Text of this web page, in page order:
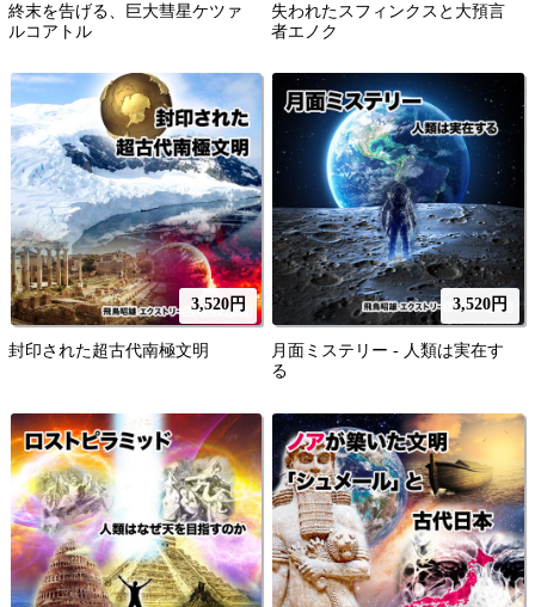
終末を告げる、巨大彗星ケツァ
ルコアトル
失われたスフィンクスと大預言
者エノク
封印された超古代南極文明
3,520円
月面ミステリー - 人類は実在す
る
3,520円